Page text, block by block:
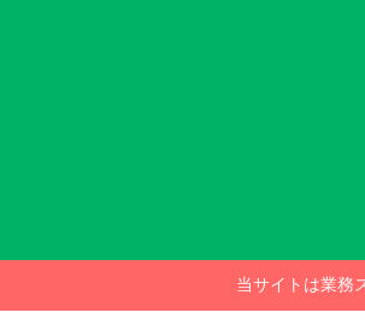
当サイトは業務